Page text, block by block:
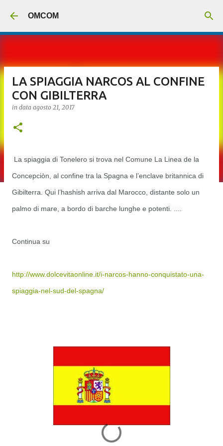
OMCOM
LA SPIAGGIA NARCOS AL CONFINE
CON GIBILTERRA
in data agosto 21, 2017
La spiaggia di Tonelero si trova nel Comune La Linea de la
Concepciòn, al confine tra la Spagna e l’enclave britannica di
Gibilterra. Qui l’hashish arriva dal Marocco, distante solo un
palmo di mare, a bordo di barche lunghe e potenti. ....
Continua su
http://www.dolcevitaonline.it/i-narcos-hanno-conquistato-una-
spiaggia-nel-sud-del-spagna/